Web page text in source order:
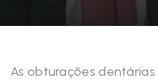
As obturações